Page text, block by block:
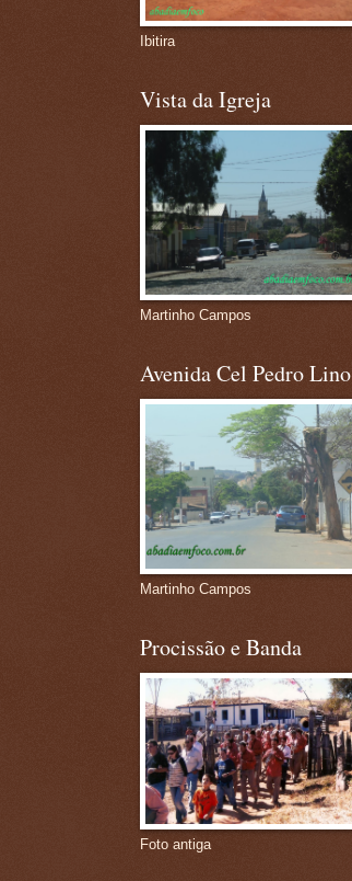
Ibitira
Vista da Igreja
Martinho Campos
Avenida Cel Pedro Lino
Martinho Campos
Procissão e Banda
Foto antiga